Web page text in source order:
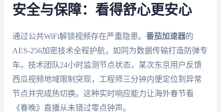
安全与保障：看得舒心更安心
通过公共WiFi解锁视频存在严重隐患。 番茄加速器的
AES-256加密技术全程护航，如同为数据传输打造防弹专
车。技术团队24小时监测节点状态，某次东京用户反馈
西瓜视频地域限制突现，工程师三分钟内便定位到异常
节点并完成热切换。这种实时响应能力让海外春节看
《春晚》直播从未错过零点钟声。